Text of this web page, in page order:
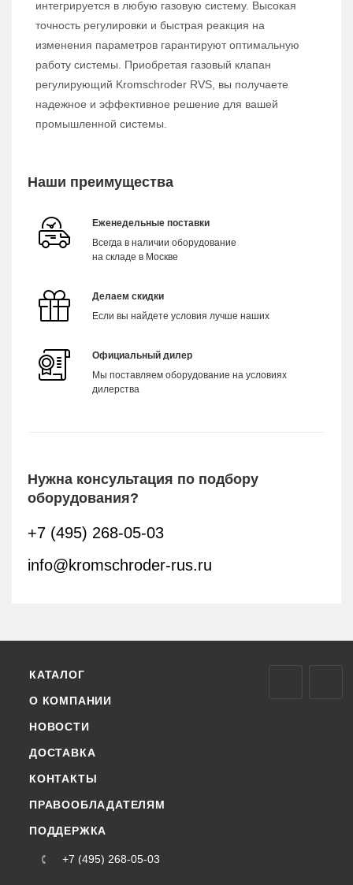
интегрируется в любую газовую систему. Высокая
точность регулировки и быстрая реакция на
изменения параметров гарантируют оптимальную
работу системы. Приобретая газовый клапан
регулирующий Kromschroder RVS, вы получаете
надежное и эффективное решение для вашей
промышленной системы.
Наши преимущества
Еженедельные поставки
Всегда в наличии оборудование
на складе в Москве
Делаем скидки
Если вы найдете условия лучше наших
Официальный дилер
Мы поставляем оборудование на условиях
дилерства
Нужна консультация по подбору
оборудования?
+7 (495) 268-05-03
info@kromschroder-rus.ru
КАТАЛОГ
О КОМПАНИИ
НОВОСТИ
ДОСТАВКА
КОНТАКТЫ
ПРАВООБЛАДАТЕЛЯМ
ПОДДЕРЖКА
+7 (495) 268-05-03